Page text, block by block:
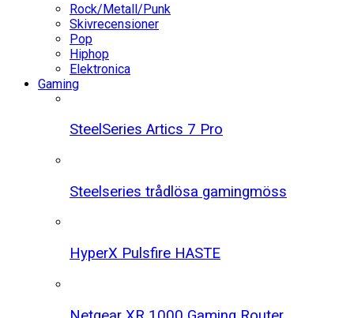
Rock/Metall/Punk
Skivrecensioner
Pop
Hiphop
Elektronica
Gaming
SteelSeries Artics 7 Pro
Steelseries trådlösa gamingmöss
HyperX Pulsfire HASTE